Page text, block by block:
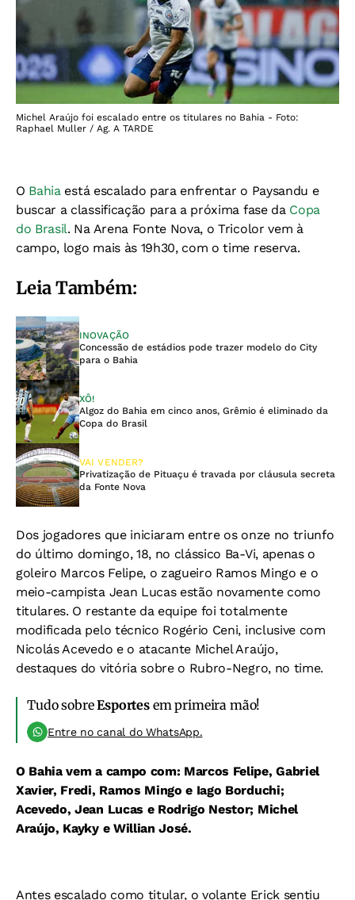
Michel Araújo foi escalado entre os titulares no Bahia - Foto:
Raphael Muller / Ag. A TARDE
O Bahia está escalado para enfrentar o Paysandu e
buscar a classificação para a próxima fase da Copa
do Brasil. Na Arena Fonte Nova, o Tricolor vem à
campo, logo mais às 19h30, com o time reserva.
Leia Também:
INOVAÇÃO
Concessão de estádios pode trazer modelo do City
para o Bahia
XÔ!
Algoz do Bahia em cinco anos, Grêmio é eliminado da
Copa do Brasil
VAI VENDER?
Privatização de Pituaçu é travada por cláusula secreta
da Fonte Nova
Dos jogadores que iniciaram entre os onze no triunfo
do último domingo, 18, no clássico Ba-Vi, apenas o
goleiro Marcos Felipe, o zagueiro Ramos Mingo e o
meio-campista Jean Lucas estão novamente como
titulares. O restante da equipe foi totalmente
modificada pelo técnico Rogério Ceni, inclusive com
Nicolás Acevedo e o atacante Michel Araújo,
destaques do vitória sobre o Rubro-Negro, no time.
Tudo sobreEsportesem primeira mão!
Entre no canal do WhatsApp.
O Bahia vem a campo com: Marcos Felipe, Gabriel
Xavier, Fredi, Ramos Mingo e Iago Borduchi;
Acevedo, Jean Lucas e Rodrigo Nestor; Michel
Araújo, Kayky e Willian José.
Antes escalado como titular, o volante Erick sentiu